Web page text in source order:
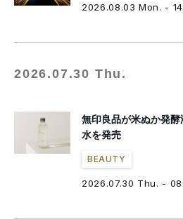
2026.08.03 Mon. -
2026.07.30 Thu.
無印良品が米ぬか発
水を発売
BEAUTY
2026.07.30 Thu. -